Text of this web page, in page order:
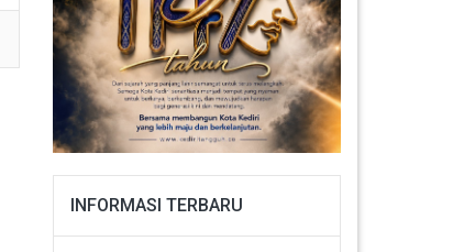
INFORMASI TERBARU